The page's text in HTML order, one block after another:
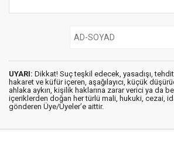
UYARI: Dikkat! Suç teşkil edecek, yasadışı,
hakaret ve küfür içeren, aşağılayıcı, küçük
ahlaka aykırı, kişilik haklarına zarar verici ya da
içeriklerden doğan her türlü mali, hukuki, cezai,
gönderen Üye/Üyeler’e aittir.